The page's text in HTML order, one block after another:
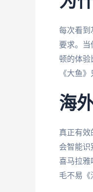
每次看到
要求。当
顿的体验
《大鱼
海
真正有效
会智能识
喜马拉雅
毛不易《